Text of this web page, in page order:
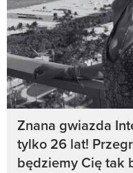
Znana gwiazda
tylko 26 lat!
będziemy Cię tak